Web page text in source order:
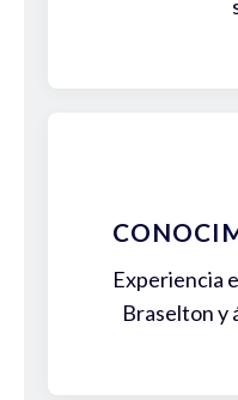
Experiencia
Braselton y